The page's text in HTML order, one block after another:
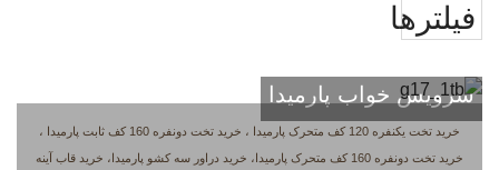
فيلترها
سرویس خواب پارمیدا
خرید تخت یکنفره 120 کف متحرک پارمیدا ، خرید تخت دونفره 160 کف ثابت پارمیدا ،
خرید تخت دونفره 160 کف متحرک پارمیدا، خرید دراور سه کشو پارمیدا، خرید قاب آینه